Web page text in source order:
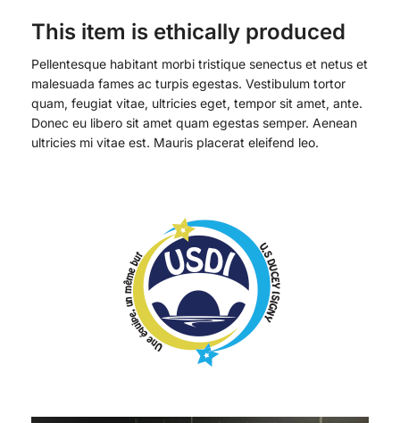
This item is ethically produced
Pellentesque habitant morbi tristique senectus et netus et
malesuada fames ac turpis egestas. Vestibulum tortor
quam, feugiat vitae, ultricies eget, tempor sit amet, ante.
Donec eu libero sit amet quam egestas semper. Aenean
ultricies mi vitae est. Mauris placerat eleifend leo.